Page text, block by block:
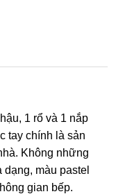
1 rổ và 1 nắp
tay chính là sản
Không những
màu pastel
gian bếp.